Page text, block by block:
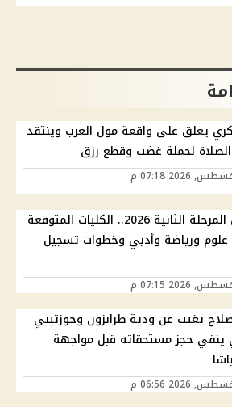
يعلق على واقعة مول العرب وينتقد
لحملة غضب وقطع رزق
تنسيق المرحلة الثانية 2026.. الكليات المتوقعة
ورياضة وأدبي وخطوات تسجيل
يغيب عن ودية طرابزون وجوزتيبي
ينفي حجز مستحقاته قبل مواجهة